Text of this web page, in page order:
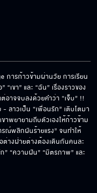
ภาระใครอีกแล้ว
นทำให้ผมได้เรียนรู้
ฝ้าดูน้องภูอยู่บนท้องฟ้า
การก้าวข้ามผ่านวัย การเรียน
เขา” และ “ฉัน” เรื่องราวของ
อาจจบลงด้วยคำว่า “เจ็บ” !!
ลาวเป็น “เพื่อนรัก” เติบโตมา
พยายามถีบตัวเองให้ก้าวข้าม
รณ์พลิกผันร้ายแรง” จนทำให้
ต่างฝ่ายต่างต้องเดินกันคนละ
“ความฝัน” “มิตรภาพ” และ